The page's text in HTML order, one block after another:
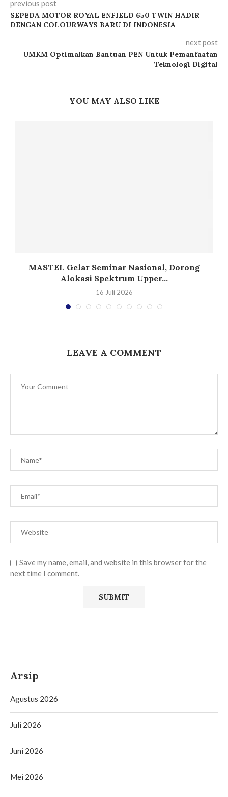
previous post
SEPEDA MOTOR ROYAL ENFIELD 650 TWIN HADIR
DENGAN COLOURWAYS BARU DI INDONESIA
next post
UMKM Optimalkan Bantuan PEN Untuk Pemanfaatan
Teknologi Digital
YOU MAY ALSO LIKE
MASTEL Gelar Seminar Nasional, Dorong
Alokasi Spektrum Upper...
16 Juli 2026
LEAVE A COMMENT
Save my name, email, and website in this browser for the
next time I comment.
Arsip
Agustus 2026
Juli 2026
Juni 2026
Mei 2026